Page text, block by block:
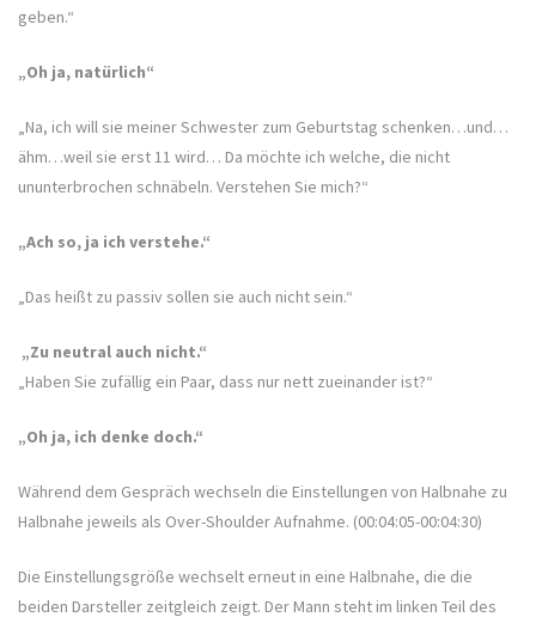
geben.“
„Oh ja, natürlich“
„Na, ich will sie meiner Schwester zum Geburtstag schenken…und…
ähm…weil sie erst 11 wird… Da möchte ich welche, die nicht
ununterbrochen schnäbeln. Verstehen Sie mich?“
„Ach so, ja ich verstehe.“
„Das heißt zu passiv sollen sie auch nicht sein.“
„Zu neutral auch nicht.“
„Haben Sie zufällig ein Paar, dass nur nett zueinander ist?“
„Oh ja, ich denke doch.“
Während dem Gespräch wechseln die Einstellungen von Halbnahe zu
Halbnahe jeweils als Over-Shoulder Aufnahme. (00:04:05-00:04:30)
Die Einstellungsgröße wechselt erneut in eine Halbnahe, die die
beiden Darsteller zeitgleich zeigt. Der Mann steht im linken Teil des